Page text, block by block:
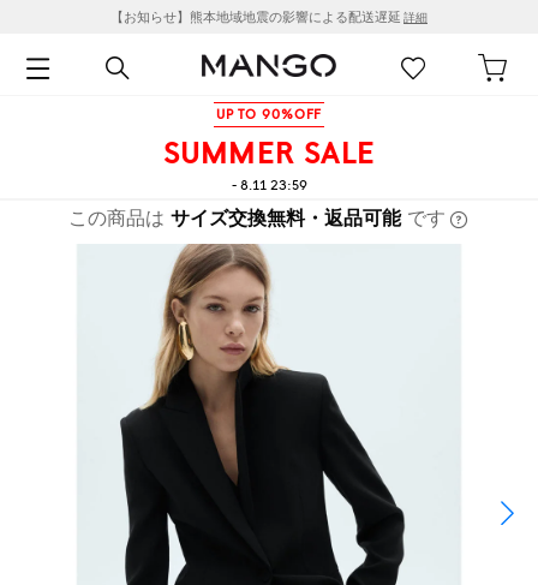
【お知らせ】熊本地域地震の影響による配送遅延 詳細
UP TO 90%OFF
SUMMER SALE
- 8.11 23:59
この商品は サイズ交換無料・返品可能 です